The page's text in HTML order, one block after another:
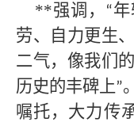
**强调，
“
劳、自力更生
二气，像我们
历史的丰碑上”
嘱托，大力传